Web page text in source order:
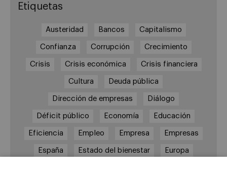
Etiquetas
Austeridad Bancos Capitalismo
Confianza Corrupción Crecimiento
Crisis Crisis económica Crisis financiera
Cultura Deuda pública
Dirección de empresas Diálogo
Déficit público Economía Educación
Eficiencia Empleo Empresa Empresas
España Estado del bienestar Europa